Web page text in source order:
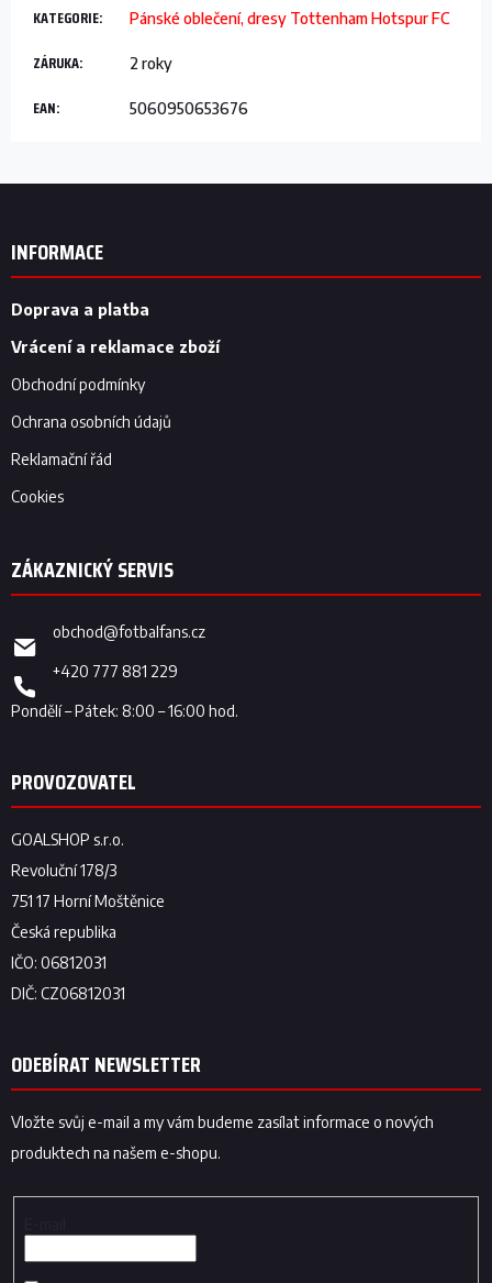
KATEGORIE: Pánské oblečení, dresy Tottenham Hotspur FC
ZÁRUKA: 2 roky
EAN: 5060950653676
Z
INFORMACE
Doprava a platba
Vrácení a reklamace zboží
Obchodní podmínky
Ochrana osobních údajů
Reklamační řád
Cookies
obchod@fotbalfans.cz
+420 777 881 229
ODEBÍRAT NEWSLETTER
Vložte svůj e-mail a my vám budeme zasílat informace o nových
produktech na našem e-shopu.